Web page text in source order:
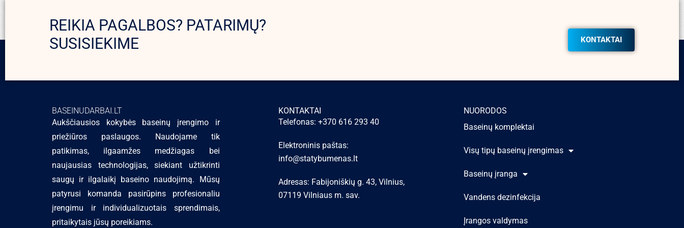
REIKIA PAGALBOS? PATARIMŲ?
SUSISIEKIME
KONTAKTAI
BASEINUDARBAI.LT
Aukščiausios kokybės baseinų įrengimo ir
priežiūros paslaugos. Naudojame tik
patikimas, ilgaamžes medžiagas bei
naujausias technologijas, siekiant užtikrinti
saugų ir ilgalaikį baseino naudojimą. Mūsų
patyrusi komanda pasirūpins profesionaliu
įrengimu ir individualizuotais sprendimais,
pritaikytais jūsų poreikiams.
KONTAKTAI
Telefonas: +370 616 293 40
Elektroninis paštas:
info@statybumenas.lt
Adresas: Fabijoniškių g. 43, Vilnius,
07119 Vilniaus m. sav.
NUORODOS
Baseinų komplektai
Visų tipų baseinų įrengimas
Baseinų įranga
Vandens dezinfekcija
Įrangos valdymas